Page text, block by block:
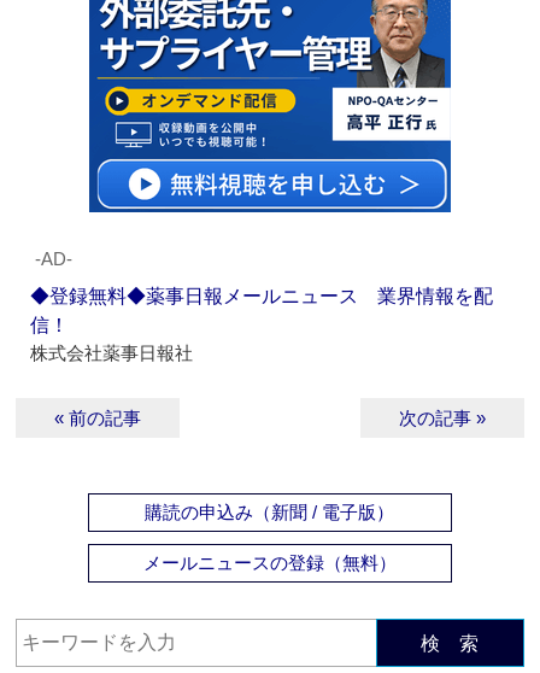
‐AD‐
◆登録無料◆薬事日報メールニュース 業界情報を配
信！
株式会社薬事日報社
« 前の記事 次の記事 »
購読の申込み（新聞 / 電子版）
メールニュースの登録（無料）
検 索